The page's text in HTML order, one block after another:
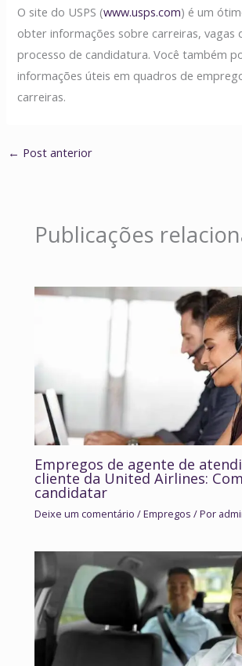
O site do USPS (www.usps.com) é um
obter informações sobre carreiras, vagas
processo de candidatura. Você também
informações úteis em quadros de
carreiras.
← Post anterior
Publicações
Empregos de agente de
cliente da United Airlines:
candidatar
Deixe um comentário /Empregos / Por